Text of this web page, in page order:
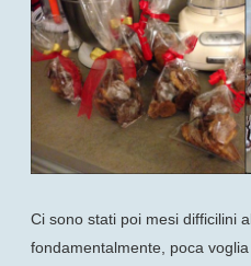
Ci sono stati poi mesi difficilini
fondamentalmente, poca